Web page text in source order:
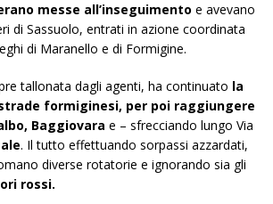
messe all’inseguimento e avevano
di Sassuolo, entrati in azione coordinata
di Maranello e di Formigine.
tallonata dagli agenti, ha continuato la
formiginesi, per poi raggiungere
Baggiovara e – sfrecciando lungo Via
. Il tutto effettuando sorpassi azzardati,
diverse rotatorie e ignorando sia gli
rossi.